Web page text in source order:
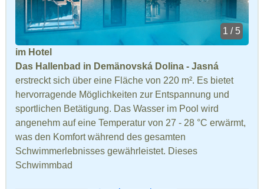
1 / 5
im Hotel
Das Hallenbad in Demänovská Dolina - Jasná
erstreckt sich über eine Fläche von 220 m². Es bietet
hervorragende Möglichkeiten zur Entspannung und
sportlichen Betätigung. Das Wasser im Pool wird
angenehm auf eine Temperatur von 27 - 28 °C erwärmt,
was den Komfort während des gesamten
Schwimmerlebnisses gewährleistet. Dieses
Schwimmbad